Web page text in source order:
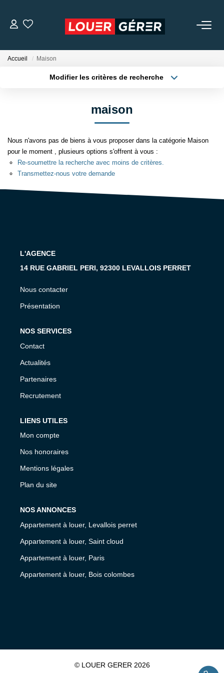
LOCATIONS
MISSIONS DE GESTION
GARANTIE DE LOYERS
NOTRE AGENCE
NOS TÉMOIGNAGES
Accueil Maison
Modifier les critères de recherche
Plus de critères Créer une alerte
maison
Nous n'avons pas de biens à vous proposer dans la catégorie Maison
pour le moment , plusieurs options s'offrent à vous :
Re-soumettre la recherche avec moins de critères.
Transmettez-nous votre demande
L'AGENCE
14 RUE GABRIEL PERI, 92300 LEVALLOIS PERRET
Nous contacter
Présentation
NOS SERVICES
Contact
Actualités
Partenaires
Recrutement
LIENS UTILES
Mon compte
Nos honoraires
Mentions légales
Plan du site
NOS ANNONCES
Appartement à louer, Levallois perret
Appartement à louer, Saint cloud
Appartement à louer, Paris
Appartement à louer, Bois colombes
© LOUER GERER 2026